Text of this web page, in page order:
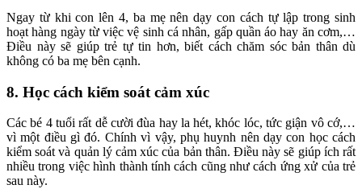
Ngay từ khi con lên 4, ba mẹ nên dạy con cách tự lập trong sinh
hoạt hàng ngày từ việc vệ sinh cá nhân, gấp quần áo hay ăn cơm,…
Điều này sẽ giúp trẻ tự tin hơn, biết cách chăm sóc bản thân dù
không có ba mẹ bên cạnh.
8. Học cách kiểm soát cảm xúc
Các bé 4 tuổi rất dễ cười đùa hay la hét, khóc lóc, tức giận vô cớ,…
vì một điều gì đó. Chính vì vậy, phụ huynh nên dạy con học cách
kiểm soát và quản lý cảm xúc của bản thân. Điều này sẽ giúp ích rất
nhiều trong việc hình thành tính cách cũng như cách ứng xử của trẻ
sau này.